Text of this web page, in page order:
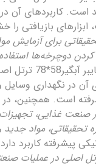
کاربردهای آن
بازیافتی
ترتل اصلی در مراکز
دوچرخه‌ها
حوله
در نگهداری
است. همچنین، در
می‌شود. در صنعت
مواد
در کارگاه‌های مکانیکی
میکروفایبر آبگیر58*78